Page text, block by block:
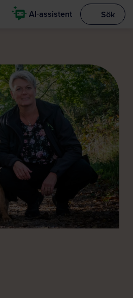
AI-assistent Visa
Sök